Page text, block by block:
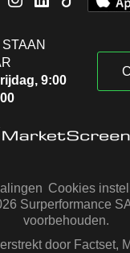
9:00
Cookies
Surperformance
voorbehouden.
door Factset,